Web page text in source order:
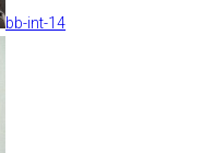
bb-int-14